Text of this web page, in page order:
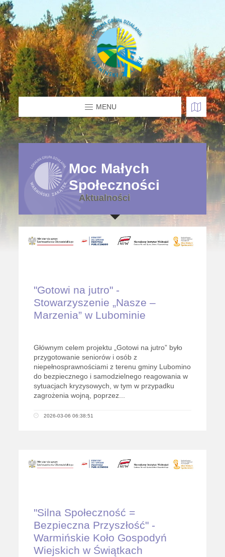
MENU
Moc Małych
Społeczności
Aktualności
"Gotowi na jutro" -
Stowarzyszenie „Nasze –
Marzenia” w Lubominie
Głównym celem projektu „Gotowi na jutro” było
przygotowanie seniorów i osób z
niepełnosprawnościami z terenu gminy Lubomino
do bezpiecznego i samodzielnego reagowania w
sytuacjach kryzysowych, w tym w przypadku
zagrożenia wojną, poprzez...
2026-03-06 06:38:51
"Silna Społeczność =
Bezpieczna Przyszłość" -
Warmińskie Koło Gospodyń
Wiejskich w Świątkach